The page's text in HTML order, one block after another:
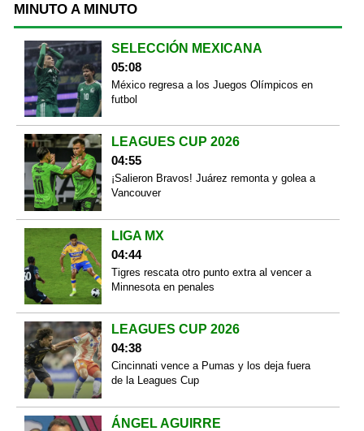
MINUTO A MINUTO
SELECCIÓN MEXICANA
05:08
México regresa a los Juegos Olímpicos en
futbol
LEAGUES CUP 2026
04:55
¡Salieron Bravos! Juárez remonta y golea a
Vancouver
LIGA MX
04:44
Tigres rescata otro punto extra al vencer a
Minnesota en penales
LEAGUES CUP 2026
04:38
Cincinnati vence a Pumas y los deja fuera
de la Leagues Cup
ÁNGEL AGUIRRE